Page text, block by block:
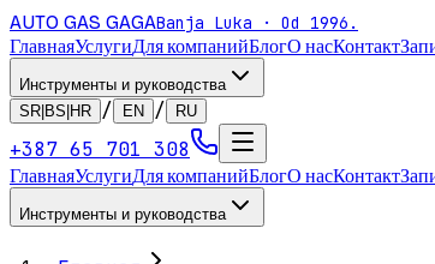
AUTO GAS GAGABanja Luka · Od 1996.
ГлавнаяУслугиДля компанийБлогО насКонтакт
Инструменты и руководства
SR|BS|HR
/ EN / RU
+387 65 701 308
ГлавнаяУслугиДля компанийБлогО насКонтакт
Инструменты и руководства